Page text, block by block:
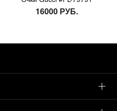
16000 РУБ.